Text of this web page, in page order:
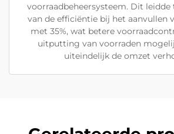
voorraadbeheersysteem. Dit
van de efficiëntie bij het aanvullen
met 35%, wat betere
uitputting van voorraden
uiteindelijk de omzet